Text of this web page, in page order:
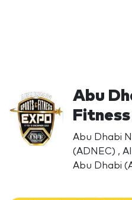
Abu
Abu Dhabi
(ADNEC) ,
Abu Dhabi